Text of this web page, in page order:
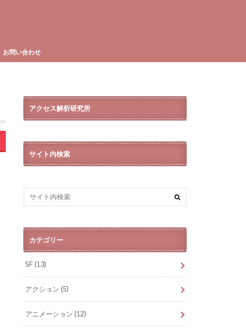
お問い合わせ
アクセス解析研究所
サイト内検索
カテゴリー
SF(13)
アクション(5)
アニメーション(12)